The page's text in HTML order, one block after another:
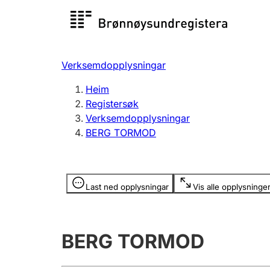
Registersøk
Registrere, endre, slette
Verksemdopplysningar
Heim
Registersøk
Verksemdopplysningar
BERG TORMOD
Last ned opplysningar Vis alle opplysninger
Opplysninger er skjult
BERG TORMOD